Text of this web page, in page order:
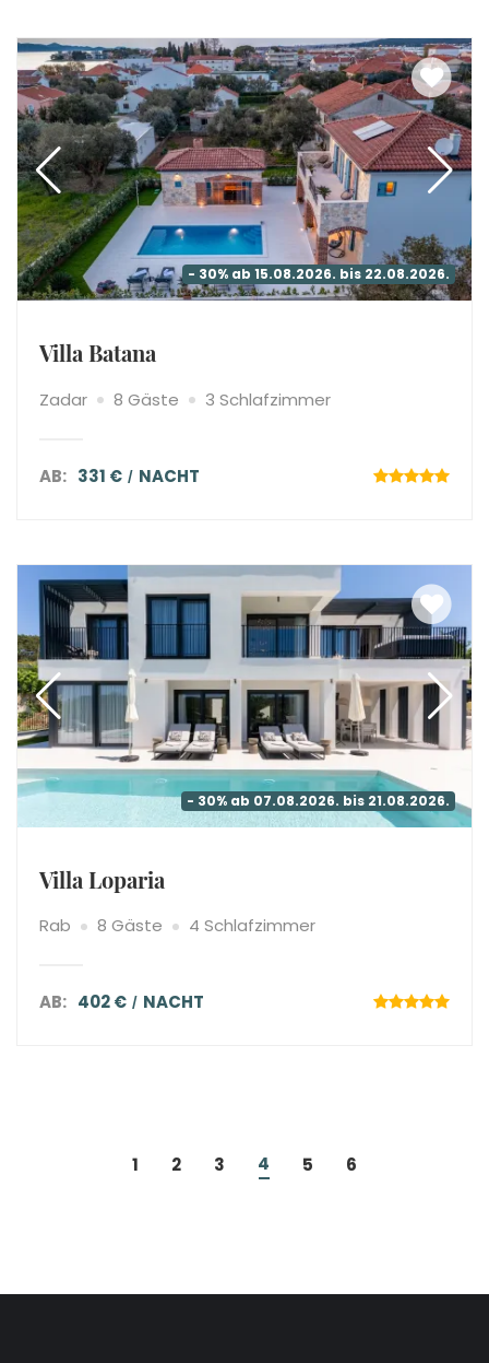
- 30% ab 15.08.2026. bis 22.08.2026.
Villa Batana
Zadar 8 Gäste 3 Schlafzimmer
AB: 331 € NACHT
- 30% ab 07.08.2026. bis 21.08.2026.
Villa Loparia
Rab 8 Gäste 4 Schlafzimmer
AB: 402 € NACHT
1 2 3 4 5 6